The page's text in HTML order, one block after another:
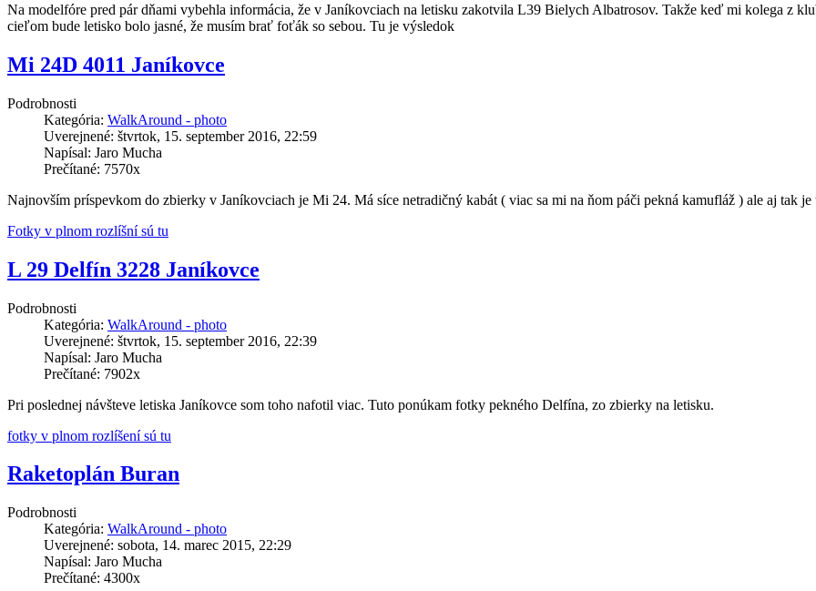
Na modelfóre pred pár dňami vybehla informácia, že v Janíkovciach na letisku zakotvila L39 Bielych Albatrosov. Takže keď mi kolega z
cieľom bude letisko bolo jasné, že musím brať foťák so sebou. Tu je výsledok
Mi 24D 4011 Janíkovce
Podrobnosti
Kategória: WalkAround - photo
Uverejnené: štvrtok, 15. september 2016, 22:59
Napísal: Jaro Mucha
Prečítané: 7570x
Najnovším príspevkom do zbierky v Janíkovciach je Mi 24. Má síce netradičný kabát ( viac sa mi na ňom páči pekná kamufláž ) ale aj tak je
Fotky v plnom rozlíšní sú tu
L 29 Delfín 3228 Janíkovce
Podrobnosti
Kategória: WalkAround - photo
Uverejnené: štvrtok, 15. september 2016, 22:39
Napísal: Jaro Mucha
Prečítané: 7902x
Pri poslednej návšteve letiska Janíkovce som toho nafotil viac. Tuto ponúkam fotky pekného Delfína, zo zbierky na letisku.
fotky v plnom rozlíšení sú tu
Raketoplán Buran
Podrobnosti
Kategória: WalkAround - photo
Uverejnené: sobota, 14. marec 2015, 22:29
Napísal: Jaro Mucha
Prečítané: 4300x